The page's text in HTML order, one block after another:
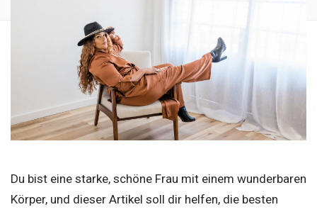
Du bist eine starke, schöne Frau mit einem wunderbaren
Körper, und dieser Artikel soll dir helfen, die besten